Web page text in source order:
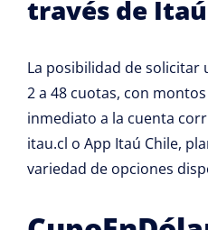
través de
La posibilidad de solicitar
2 a 48 cuotas, con
inmediato a la cuenta
itau.cl o App Itaú Chile,
variedad de opciones